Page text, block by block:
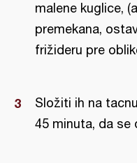
malene kuglice,
premekana,
frižideru pre
Složiti ih na
45 minuta, da se